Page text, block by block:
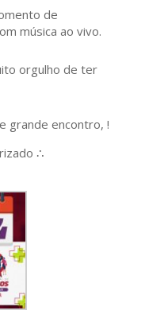
de
música ao vivo.
orgulho de ter
grande encontro, !
∴